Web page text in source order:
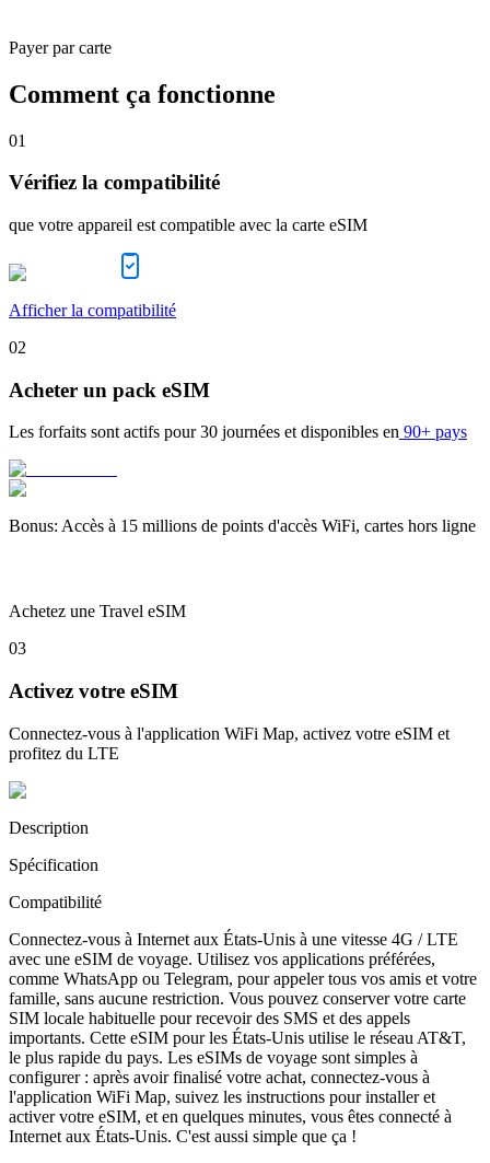
Payer par carte
Comment ça fonctionne
01
Vérifiez la compatibilité
que votre appareil est compatible avec la carte eSIM
Afficher la compatibilité
02
Acheter un pack eSIM
Les forfaits sont actifs pour 30 journées et disponibles en 90+ pays
Bonus: Accès à 15 millions de points d'accès WiFi, cartes hors ligne
Achetez une Travel eSIM
03
Activez votre eSIM
Connectez-vous à l'application WiFi Map, activez votre eSIM et
profitez du LTE
Description
Spécification
Compatibilité
Connectez-vous à Internet aux États-Unis à une vitesse 4G / LTE
avec une eSIM de voyage. Utilisez vos applications préférées,
comme WhatsApp ou Telegram, pour appeler tous vos amis et votre
famille, sans aucune restriction. Vous pouvez conserver votre carte
SIM locale habituelle pour recevoir des SMS et des appels
importants. Cette eSIM pour les États-Unis utilise le réseau AT&T,
le plus rapide du pays. Les eSIMs de voyage sont simples à
configurer : après avoir finalisé votre achat, connectez-vous à
l'application WiFi Map, suivez les instructions pour installer et
activer votre eSIM, et en quelques minutes, vous êtes connecté à
Internet aux États-Unis. C'est aussi simple que ça !